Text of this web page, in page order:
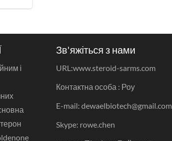
і
Зв'яжіться з нами
URL:www.steroid-sarms.com
Контактна особа : Роу
E-mail: dewaelbiotech@gmail.com
Skype: rowe.chen